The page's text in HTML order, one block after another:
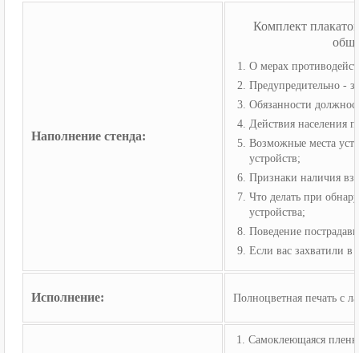
Наполнение стенда:
Комплект
О мерах
Предупредительно -
Обязанности
Действия населения
Возможные места
устройств;
Признаки наличия
Что делать при
устройства;
Поведение
Если вас захватили в
Исполнение: Полноцветная печать с
1. Самоклеющаяся